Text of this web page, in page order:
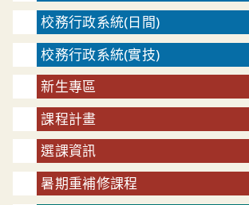
校務行政系統(日間)
校務行政系統(實技)
新生專區
課程計畫
選課資訊
暑期重補修課程